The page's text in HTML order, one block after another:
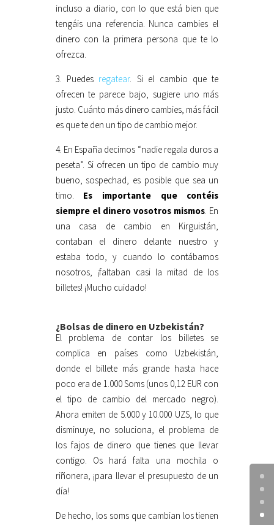
incluso a diario, con lo que está bien que
tengáis una referencia. Nunca cambies el
dinero con la primera persona que te lo
ofrezca.
3. Puedes regatear. Si el cambio que te
ofrecen te parece bajo, sugiere uno más
justo. Cuánto más dinero cambies, más fácil
es que te den un tipo de cambio mejor.
4. En España decimos “nadie regala duros a
peseta”. Si ofrecen un tipo de cambio muy
bueno, sospechad, es posible que sea un
timo. Es importante que contéis
siempre el dinero vosotros mismos. En
una casa de cambio en Kirguistán,
contaban el dinero delante nuestro y
estaba todo, y cuando lo contábamos
nosotros, ¡faltaban casi la mitad de los
billetes! ¡Mucho cuidado!
¿Bolsas de dinero en Uzbekistán?
El problema de contar los billetes se
complica en países como Uzbekistán,
donde el billete más grande hasta hace
poco era de 1.000 Soms (unos 0,12 EUR con
el tipo de cambio del mercado negro).
Ahora emiten de 5.000 y 10.000 UZS, lo que
disminuye, no soluciona, el problema de
los fajos de dinero que tienes que llevar
contigo. Os hará falta una mochila o
riñonera, ¡para llevar el presupuesto de un
día!
De hecho, los soms que cambian los tienen